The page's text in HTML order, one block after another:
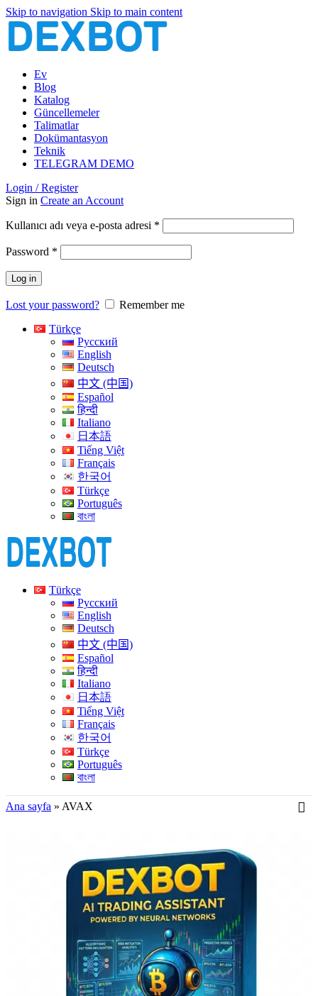
Skip to navigation Skip to main content
Ev
Blog
Katalog
Güncellemeler
Talimatlar
Dokümantasyon
Teknik
TELEGRAM DEMO
Login / Register
Sign in Create an Account
Kullanıcı adı veya e-posta adresi *
Password *
Log in
Lost your password?
Remember me
Türkçe
Русский
English
Deutsch
中文 (中国)
Español
हिन्दी
Italiano
日本語
Tiếng Việt
Français
한국어
Türkçe
Português
বাংলা
Türkçe
Русский
English
Deutsch
中文 (中国)
Español
हिन्दी
Italiano
日本語
Tiếng Việt
Français
한국어
Türkçe
Português
বাংলা
Ana sayfa » AVAX